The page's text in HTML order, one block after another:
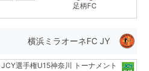
足柄FC
横浜ミラオーネFC JY
JCY選手権U15神奈川 トーナメント